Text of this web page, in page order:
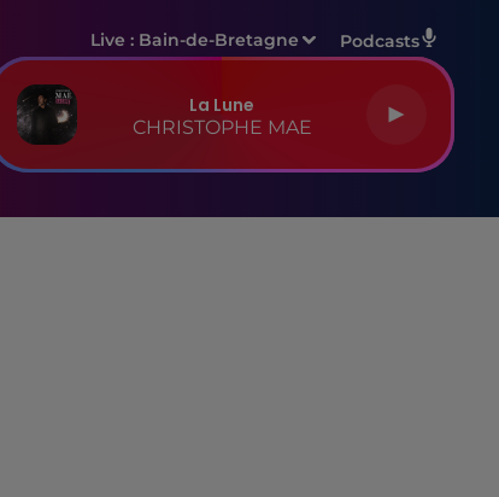
Live : Bain-de-Bretagne Podcasts
La Lune
CHRISTOPHE MAE